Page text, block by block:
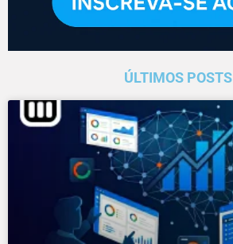
ÚLTIMOS POSTS